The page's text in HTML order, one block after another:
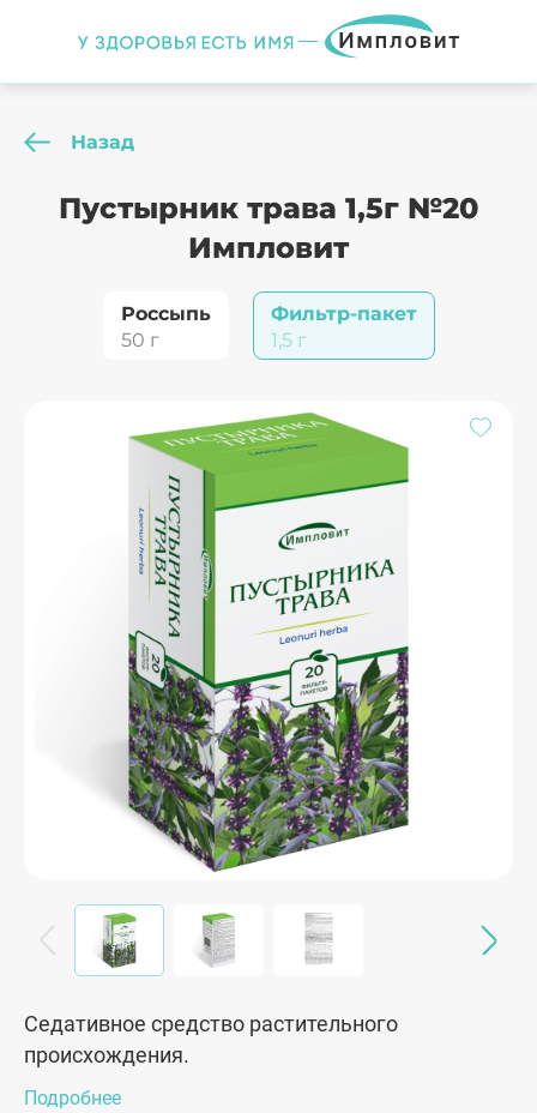
Назад
Пустырник трава 1,5г №20
Импловит
Россыпь
50 г
Фильтр-пакет
1,5 г
Седативное средство растительного
происхождения.
Подробнее